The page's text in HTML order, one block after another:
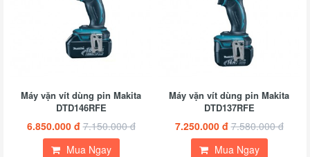
Máy vặn vít dùng pin Makita
DTD146RFE
6.850.000 đ 7.150.000 đ
Mua Ngay
Máy vặn vít dùng pin Makita
DTD137RFE
7.250.000 đ 7.580.000 đ
Mua Ngay